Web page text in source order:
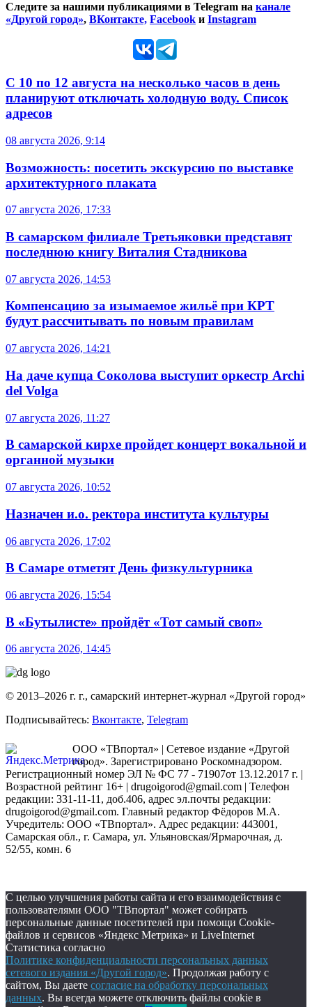
Следите за нашими публикациями в Telegram на канале
«Другой город», ВКонтакте, Facebook и Instagram
С 10 по 12 августа на несколько часов в день
планируют отключать холодную воду. Список
адресов
08 августа 2026, 9:14
Возможность: посетить экскурсию по выставке
архитектурного плаката
07 августа 2026, 17:33
В самарском филиале Третьяковки представят
последнюю книгу Виталия Стадникова
07 августа 2026, 14:53
Компенсацию за изымаемое жильё при КРТ
будут рассчитывать по новым правилам
07 августа 2026, 14:21
На даче купца Соколова выступит оркестр Archi
del Volga
07 августа 2026, 11:27
В самарской кирхе пройдет концерт вокальной и
органной музыки
07 августа 2026, 10:52
Назначен и.о. ректора института культуры
06 августа 2026, 17:02
В Самаре отметят День физкультурника
06 августа 2026, 15:54
В «Бутылисте» пройдёт «Тот самый своп»
06 августа 2026, 14:45
© 2013–2026 г. г., самарский интернет-журнал «Другой город»
Подписывайтесь: Вконтакте, Telegram
ООО «ТВпортал» | Сетевое издание «Другой
город». Зарегистрировано Роскомнадзором.
Регистрационный номер ЭЛ № ФС 77 - 71907от 13.12.2017 г. |
Возрастной рейтинг 16+ | drugoigorod@gmail.com | Телефон
редакции: 331-11-11, доб.406, адрес эл.почты редакции:
drugoigorod@gmail.com. Главный редактор Фёдоров М.А.
Учредитель: ООО «ТВпортал». Адрес редакции: 443001,
Самарская обл., г. Самара, ул. Ульяновская/Ярмарочная, д.
52/55, комн. 6
С целью улучшения работы сайта и его взаимодействия с
пользователями ООО "ТВпортал" может собирать
персональные данные посетителей при помощи Cookie-
файлов и сервисов «Яндекс Метрика» и LiveInternet
Статистика согласно
Политике конфиденциальности персональных данных
сетевого издания «Другой город». Продолжая работу с
сайтом, Вы даете согласие на обработку персональных
данных. Вы всегда можете отключить файлы cookie в